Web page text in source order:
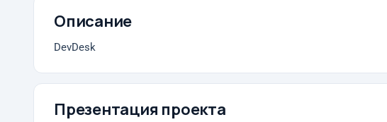
Описание
DevDesk
Презентация проекта